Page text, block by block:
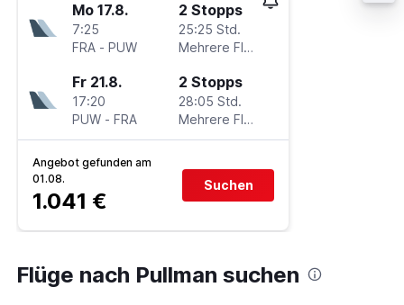
Mo 17.8.
7:25
FRA - PUW
2 Stopps
25:25 Std.
Mehrere Fluglinien
Fr 21.8.
17:20
PUW - FRA
2 Stopps
28:05 Std.
Mehrere Fluglinien
Angebot gefunden am
01.08.
1.041 €
Suchen
Flüge nach Pullman suchen